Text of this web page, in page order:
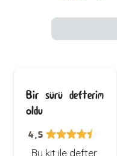
Bir sürü defterim
oldu
4,5
Bu kit ile defter